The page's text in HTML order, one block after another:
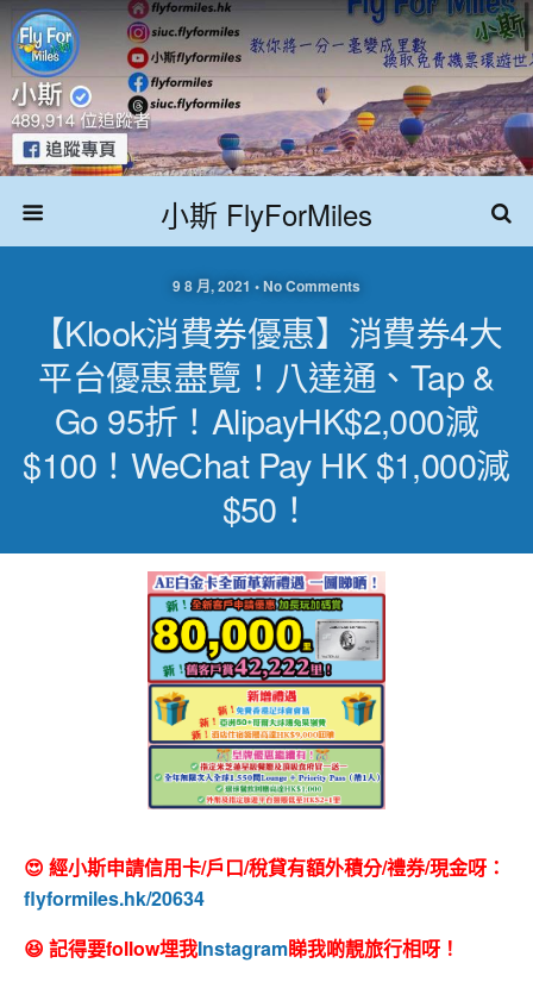
小斯 FlyForMiles
9 8 月, 2021 • No Comments
【Klook消費券優惠】消費券4大
平台優惠盡覽！八達通、Tap &
Go 95折！AlipayHK$2,000減
$100！WeChat Pay HK $1,000減
$50！
😍 經小斯申請信用卡/戶口/稅貸有額外積分/禮券/現金呀：
flyformiles.hk/20634
😆 記得要follow埋我Instagram睇我啲靚旅行相呀！